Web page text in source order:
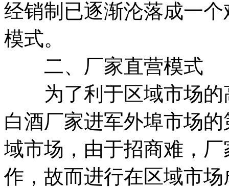
经销制已逐渐沦落成一
模式。
二、厂家直营模式
为了利于区域市场的
白酒厂家进军外埠市场
域市场，由于招商难，
作，故而进行在区域市